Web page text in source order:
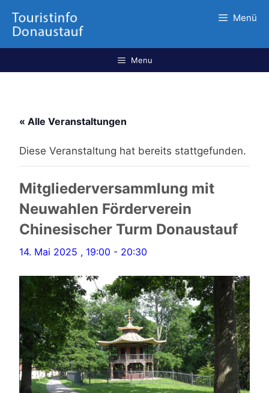
Menü
Menu
« Alle Veranstaltungen
Diese Veranstaltung hat bereits stattgefunden.
Mitgliederversammlung mit
Neuwahlen Förderverein
Chinesischer Turm Donaustauf
14. Mai 2025 , 19:00 - 20:30